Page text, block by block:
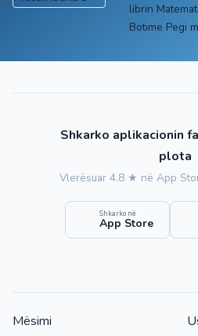
librin
Botime Pegi
Shkarko aplikacionin
plota
Vlerësuar 4.8 ★ në App
Shkarko në
App Store
Mësimi